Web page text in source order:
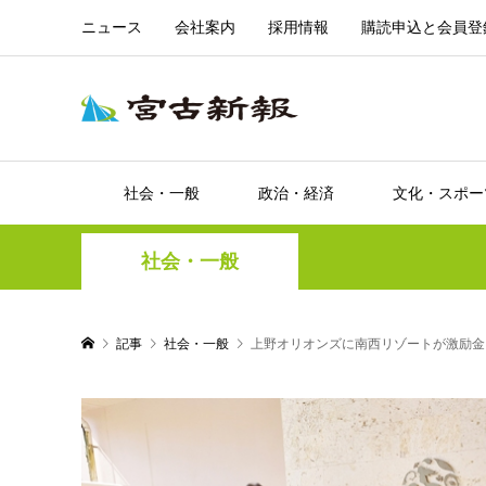
ニュース 会社案内 採用情報 購読申込と会員登
社会・一般 政治・経済 文化・スポ
社会・一般
記事 社会・一般 上野オリオンズに南西リゾートが激励金